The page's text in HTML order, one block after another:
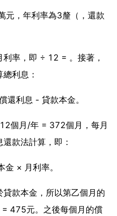
元，年利率為3釐（，還款
率，即 ÷ 12 = 。接著，
利息：
還利息 - 貸款本金。
個月/年 = 372個月，每月
款法計算，即：
× 月利率。
款本金，所以第乙個月的
475元。之後每個月的償